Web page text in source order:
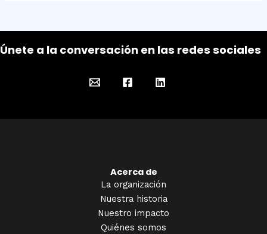
Únete a la conversación en las redes sociales
Acerca de
La organización
Nuestra historia
Nuestro impacto
Quiénes somos